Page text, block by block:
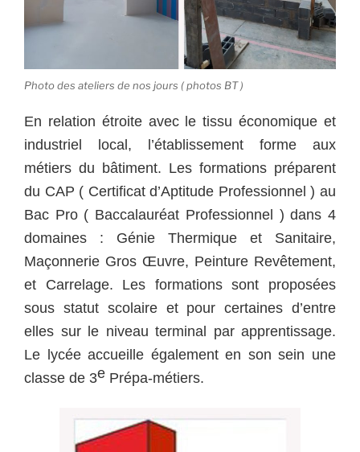
Photo des ateliers de nos jours ( photos BT )
En relation étroite avec le tissu économique et
industriel local, l’établissement forme aux
métiers du bâtiment. Les formations préparent
du CAP ( Certificat d’Aptitude Professionnel ) au
Bac Pro ( Baccalauréat Professionnel ) dans 4
domaines : Génie Thermique et Sanitaire,
Maçonnerie Gros Œuvre, Peinture Revêtement,
et Carrelage. Les formations sont proposées
sous statut scolaire et pour certaines d’entre
elles sur le niveau terminal par apprentissage.
Le lycée accueille également en son sein une
classe de 3e Prépa-métiers.